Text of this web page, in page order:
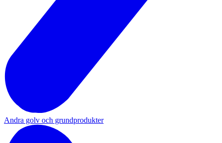
Andra golv och grundprodukter